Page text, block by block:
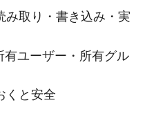
み取り・書き込み・実
有ユーザー・所有グル
くと安全